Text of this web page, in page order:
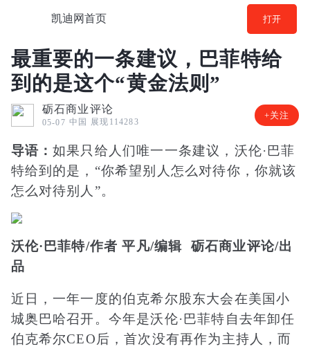
凯迪网首页 打开
最重要的一条建议，巴菲特给
到的是这个“黄金法则”
砺石商业评论
05-07 中国 展现114283
+关注
导语：如果只给人们唯一一条建议，沃伦·巴菲
特给到的是，“你希望别人怎么对待你，你就该
怎么对待别人”。
沃伦·巴菲特/作者 平凡/编辑 砺石商业评论/出
品
近日，一年一度的伯克希尔股东大会在美国小
城奥巴哈召开。今年是沃伦·巴菲特自去年卸任
伯克希尔CEO后，首次没有再作为主持人，而